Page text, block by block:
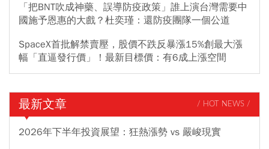
「把BNT吹成神藥、誤導防疫政策」誰上演台灣需要中
國施予恩惠的大戲？杜奕瑾：還防疫團隊一個公道
SpaceX首批解禁賣壓，股價不跌反暴漲15%創最大漲
幅「直逼發行價」！最新目標價：有6成上漲空間
最新文章 / HOT NEWS /
2026年下半年投資展望：狂熱漲勢 vs 嚴峻現實